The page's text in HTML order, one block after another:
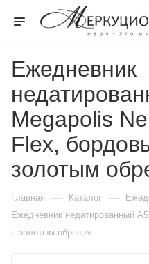
Ежедневник
Megapolis
Flex,
золотым
Главная — Каталог —
Ежедневник недатированный
с золотым обрезом